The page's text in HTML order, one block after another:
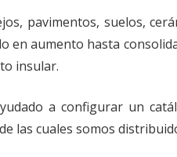
pavimentos, suelos,
en aumento hasta
insular.
a configurar un
las cuales somos